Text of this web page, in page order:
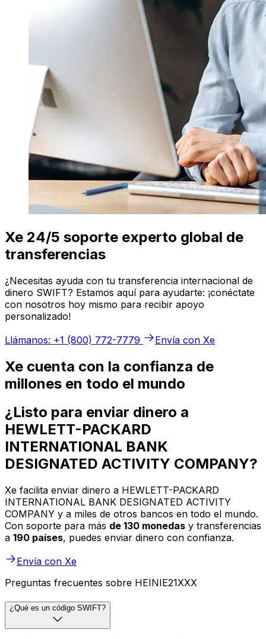
Xe 24/5 soporte experto global de
transferencias
¿Necesitas ayuda con tu transferencia internacional de
dinero SWIFT? Estamos aquí para ayudarte: ¡conéctate
con nosotros hoy mismo para recibir apoyo
personalizado!
Llámanos: +1 (800) 772-7779
Envía con Xe
Xe cuenta con la confianza de
millones en todo el mundo
¿Listo para enviar dinero a
HEWLETT-PACKARD
INTERNATIONAL BANK
DESIGNATED ACTIVITY COMPANY?
Xe facilita enviar dinero a HEWLETT-PACKARD
INTERNATIONAL BANK DESIGNATED ACTIVITY
COMPANY y a miles de otros bancos en todo el mundo.
Con soporte para más de 130 monedas y transferencias
a 190 países, puedes enviar dinero con confianza.
Envía con Xe
Preguntas frecuentes sobre HEINIE21XXX
¿Qué es un código SWIFT?